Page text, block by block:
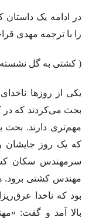
در ادامه یک
را با ترجمه مهدی
( کشتی به گل
یکی از روزها
بحث می‌کردند که در
مهم‌تری دارند. بحث
که یک روز جایشان
سرمهندس سکان
مهندس کشتی برود.
بود که ناخدا
بالا آمد و گفت: